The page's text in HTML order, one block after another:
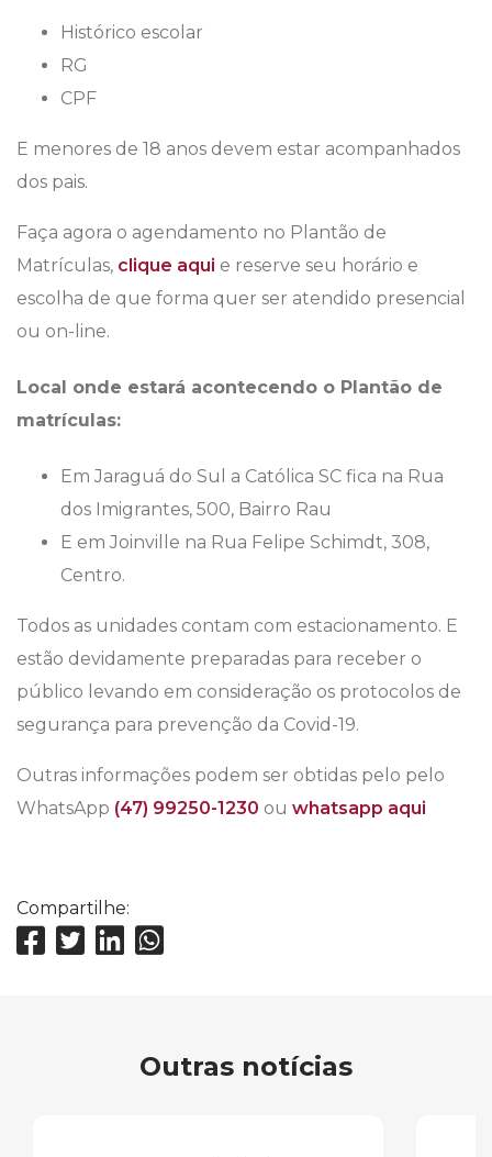
Histórico escolar
RG
CPF
E menores de 18 anos devem estar acompanhados
dos pais.
Faça agora o agendamento no Plantão de
Matrículas, clique aqui e reserve seu horário e
escolha de que forma quer ser atendido presencial
ou on-line.
Local onde estará acontecendo o Plantão de
matrículas:
Em Jaraguá do Sul a Católica SC fica na Rua
dos Imigrantes, 500, Bairro Rau
E em Joinville na Rua Felipe Schimdt, 308,
Centro.
Todos as unidades contam com estacionamento. E
estão devidamente preparadas para receber o
público levando em consideração os protocolos de
segurança para prevenção da Covid-19.
Outras informações podem ser obtidas pelo pelo
WhatsApp (47) 99250-1230 ou whatsapp aqui
Compartilhe:
Outras notícias